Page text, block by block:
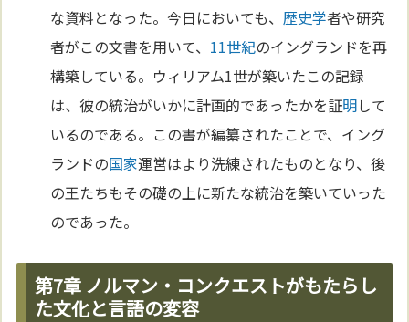
な資料となった。今日においても、歴史学者や研究
者がこの文書を用いて、 11世紀のイングランドを再
構築している。ウィリアム1世が築いたこの記録
は、彼の統治がいかに計画的であったかを証明して
いるのである。この書が編纂されたことで、イング
ランドの国家運営はより洗練されたものとなり、後
の王たちもその礎の上に新たな統治を築いていった
のであった。
第7章 ノルマン・コンクエストがもたらし
た文化と言語の変容